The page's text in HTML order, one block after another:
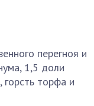
перегноя и
1,5 доли
горсть торфа и